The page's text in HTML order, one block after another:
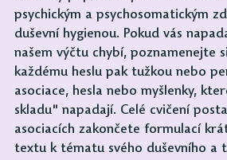
psychickým a psychosomatickým
duševní hygienou. Pokud vás
našem výčtu chybí, poznamenejte
každému heslu pak tužkou nebo
asociace, hesla nebo myšlenky,
skladu" napadají. Celé cvičení
asociacích zakončete formulací
textu k tématu svého duševního a